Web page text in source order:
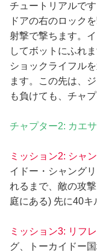
チュートリアルで
ドアの右のロック
射撃で撃ちます。
してボットにふれま
ショックライフル
ます。この先は、
も負けても、チャ
チャプター2: カエ
ミッション2: シャ
イドー・シャング
れるまで、敵の攻
庭にある) 先に40キ
ミッション3: リフ
グ、トーカイドー